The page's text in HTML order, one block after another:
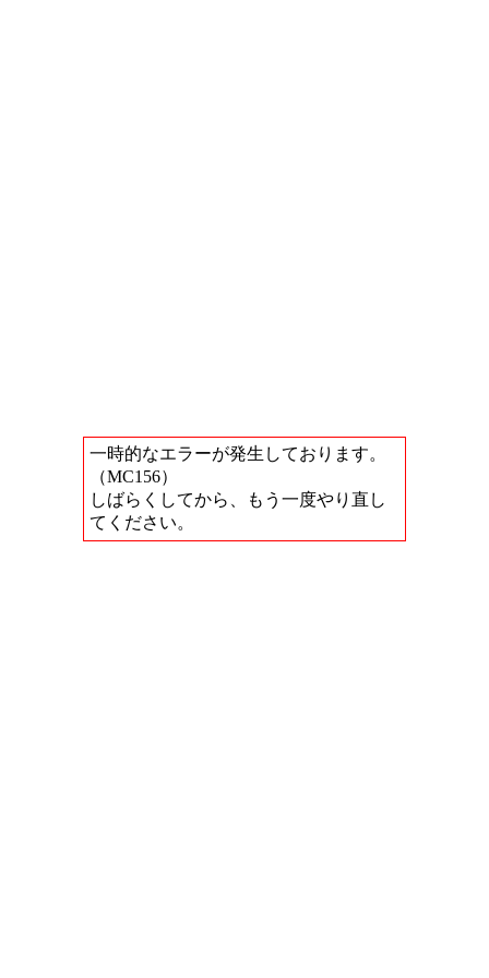
一時的なエラーが発生しております。
（MC156）
しばらくしてから、もう一度やり直し
てください。